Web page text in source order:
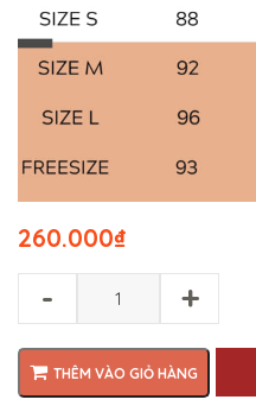
₫
260.000
- +
THÊM VÀO GIỎ HÀNG